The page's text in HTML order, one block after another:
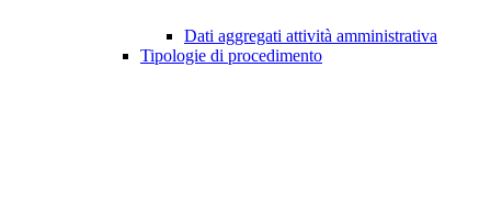
Dati aggregati attività amministrativa
Tipologie di procedimento